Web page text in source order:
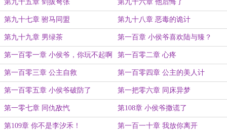
第九十五章 剑拔弩张 第九十六章 他后悔了
第九十七章 驸马同盟 第九十八章 恶毒的诡计
第九十九章 男绿茶 第一百章 小侯爷喜欢陆与臻？
第一百零一章 小侯爷，你玩不起啊 第一百零二章 心疼
第一百零三章 公主自救 第一百零四章 公主的美人计
第一百零五章 小侯爷破防了 第一把零六章 同床异梦
第一零七章 同仇敌忾 第108章 小侯爷撒谎了
第109章 你不是李汐禾！ 第一百一十章 我放你离开